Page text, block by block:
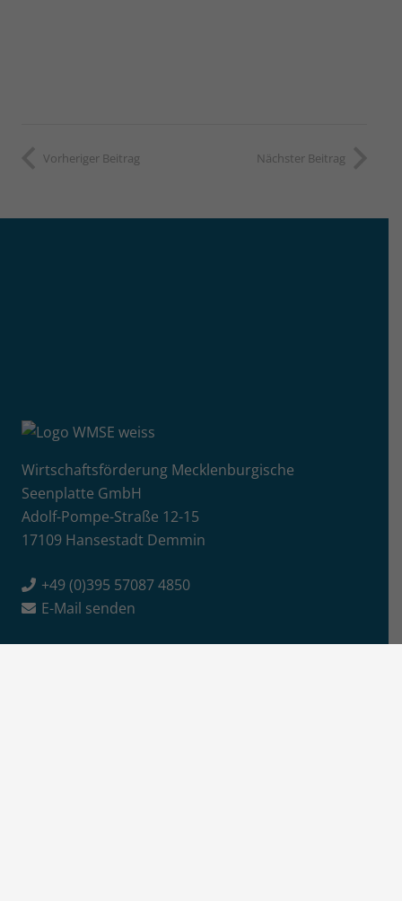
Vorheriger Beitrag Nächster Beitrag
Wirtschaftsförderung Mecklenburgische
Seenplatte GmbH
Adolf-Pompe-Straße 12-15
17109 Hansestadt Demmin
+49 (0)395 57087 4850
E-Mail senden